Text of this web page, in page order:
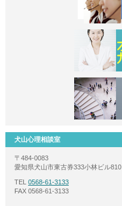
犬山心理相談室
〒484-0083
愛知県犬山市東古券333小林ビル810
TEL 0568-61-3133
FAX 0568-61-3133